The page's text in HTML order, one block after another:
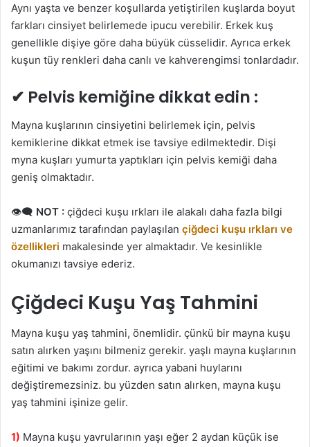
Aynı yaşta ve benzer koşullarda yetiştirilen kuşlarda boyut
farkları cinsiyet belirlemede ipucu verebilir. Erkek kuş
genellikle dişiye göre daha büyük cüsselidir. Ayrıca erkek
kuşun tüy renkleri daha canlı ve kahverengimsi tonlardadır.
✔ Pelvis kemiğine dikkat edin :
Mayna kuşlarının cinsiyetini belirlemek için, pelvis
kemiklerine dikkat etmek ise tavsiye edilmektedir. Dişi
myna kuşları yumurta yaptıkları için pelvis kemiği daha
geniş olmaktadır.
👁‍🗨 NOT : çiğdeci kuşu ırkları ile alakalı daha fazla bilgi
uzmanlarımız tarafından paylaşılan çiğdeci kuşu ırkları ve
özellikleri makalesinde yer almaktadır. Ve kesinlikle
okumanızı tavsiye ederiz.
Çiğdeci Kuşu Yaş Tahmini
Mayna kuşu yaş tahmini, önemlidir. çünkü bir mayna kuşu
satın alırken yaşını bilmeniz gerekir. yaşlı mayna kuşlarının
eğitimi ve bakımı zordur. ayrıca yabani huylarını
değiştiremezsiniz. bu yüzden satın alırken, mayna kuşu
yaş tahmini işinize gelir.
1) Mayna kuşu yavrularının yaşı eğer 2 aydan küçük ise